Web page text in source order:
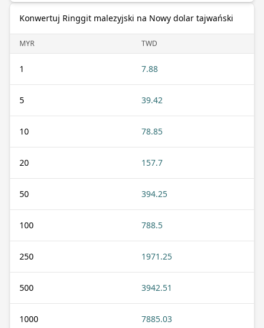
Konwertuj Ringgit malezyjski na Nowy dolar tajwański
MYR TWD
1 7.88
5 39.42
10 78.85
20 157.7
50 394.25
100 788.5
250 1971.25
500 3942.51
1000 7885.03